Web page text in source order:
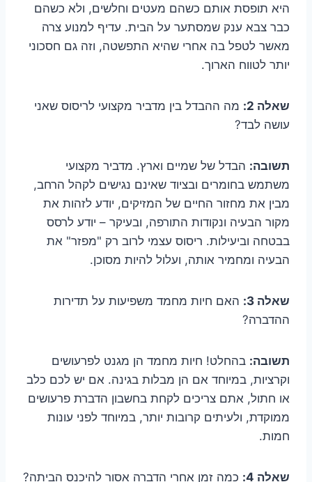
היא תופסת אותם כשהם מעטים וחלשים, ולא כשהם
כבר צבא ענק שמסתער על הבית. עדיף למנוע צרה
מאשר לטפל בה אחרי שהיא התפשטה, וזה גם חסכוני
יותר לטווח הארוך.
שאלה 2:
מה ההבדל בין מדביר מקצועי לריסוס שאני
עושה לבד?
תשובה: הבדל של שמיים וארץ. מדביר מקצועי
משתמש בחומרים ובציוד שאינם נגישים לקהל הרחב,
מבין את מחזור החיים של המזיקים, יודע לזהות את
מקור הבעיה ונקודות התורפה, ובעיקר – יודע לרסס
בבטחה וביעילות. ריסוס עצמי לרוב רק "מפזר" את
הבעיה ומחמיר אותה, ועלול להיות מסוכן.
שאלה 3:
האם חיות מחמד משפיעות על תדירות
ההדברה?
תשובה: בהחלט! חיות מחמד הן מגנט לפרעושים
וקרציות, במיוחד אם הן מבלות בגינה. אם יש לכם כלב
או חתול, אתם צריכים לקחת בחשבון הדברת פרעושים
ממוקדת, ולעיתים קרובות יותר, במיוחד לפני עונות
חמות.
שאלה 4: כמה זמן אחרי הדברה אסור להיכנס הביתה?